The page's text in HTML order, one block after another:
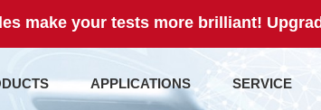
make your tests more brilliant!
APPLICATIONS SERVICE